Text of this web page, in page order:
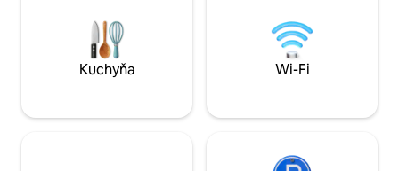
trasa do Sausalito a Mill Valley.
Trajekt/autobus do SF. Bezplatné
parkovanie Prečítajte si hodnotenia
tohto alebo našich 3 ďalších plávajúcich
neuveriteľná
Muscle Beach,
blok, kde si
Kuchyňa Wi-Fi